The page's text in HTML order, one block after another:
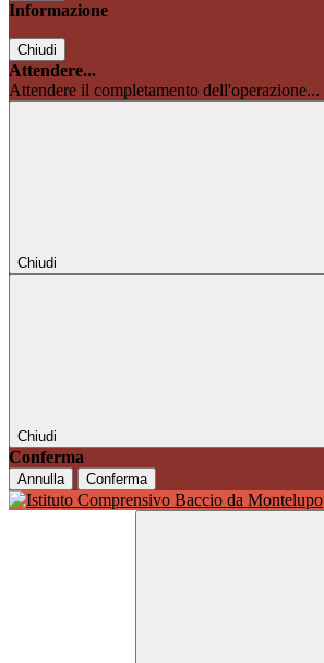
Informazione
Chiudi
Attendere...
Attendere il completamento dell'operazione...
Chiudi
Chiudi
Conferma
Annulla Conferma